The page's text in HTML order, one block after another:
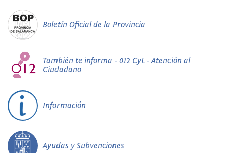
Boletín Oficial de la Provincia
También te informa - 012 CyL - Atención al
Ciudadano
Información
Ayudas y Subvenciones